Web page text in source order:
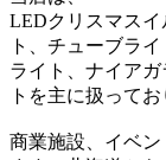
LEDクリスマス
ト、チューブラ
ライト、ナイア
トを主に扱ってお
商業施設、イベ